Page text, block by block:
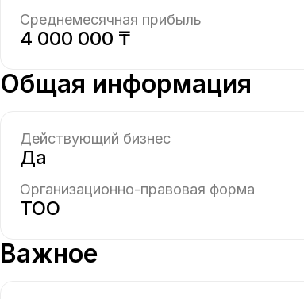
Среднемесячная прибыль
4 000 000 ₸
Общая информация
Действующий бизнес
Да
Организационно-правовая форма
ТОО
Важное